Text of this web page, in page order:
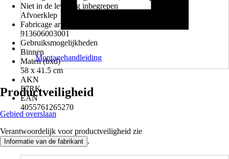
Niet in de levering inbegrepen
Afvoerklep
Fabricage artikelnummer
913606003001
Gebruiksmogelijkheden
Binnen
Maten (bxd)
58 x 41.5 cm
AKN
F7RK
EAN
4055761265270
Montagehandleiding
Productveiligheid
Gebied overslaan
Verantwoordelijk voor productveiligheid zie
Informatie van de fabrikant .